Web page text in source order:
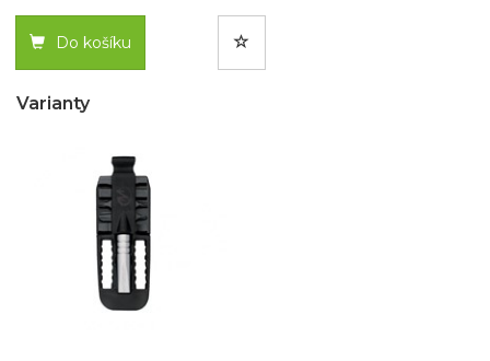
Do košíku
Varianty